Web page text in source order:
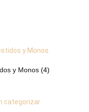
y Monos (4)